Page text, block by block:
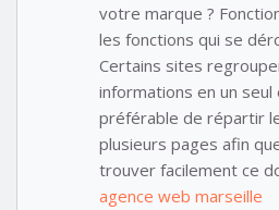
votre marque ?
les fonctions qui se
Certains sites
informations en un
préférable de répartir
plusieurs pages afin
trouver facilement ce
agence web marseille